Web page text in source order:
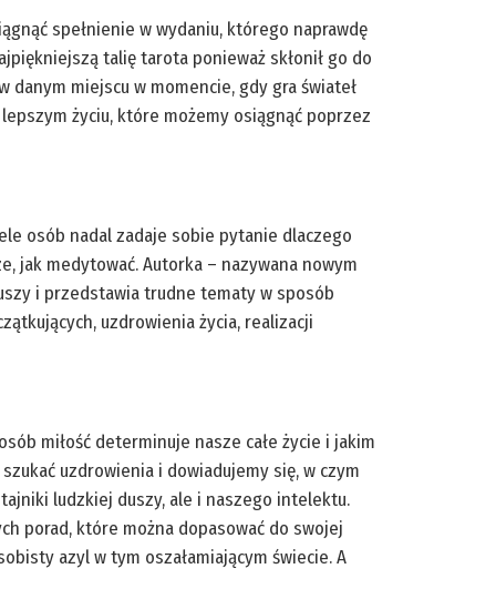
spełnienie w wydaniu, którego naprawdę
talię tarota ponieważ skłonił go do
miejscu w momencie, gdy gra świateł
życiu, które możemy osiągnąć poprzez
osób nadal zadaje sobie pytanie dlaczego
jak medytować. Autorka – nazywana nowym
i przedstawia trudne tematy w sposób
uzdrowienia życia, realizacji
miłość determinuje nasze całe życie i jakim
uzdrowienia i dowiadujemy się, w czym
ludzkiej duszy, ale i naszego intelektu.
porad, które można dopasować do swojej
azyl w tym oszałamiającym świecie. A